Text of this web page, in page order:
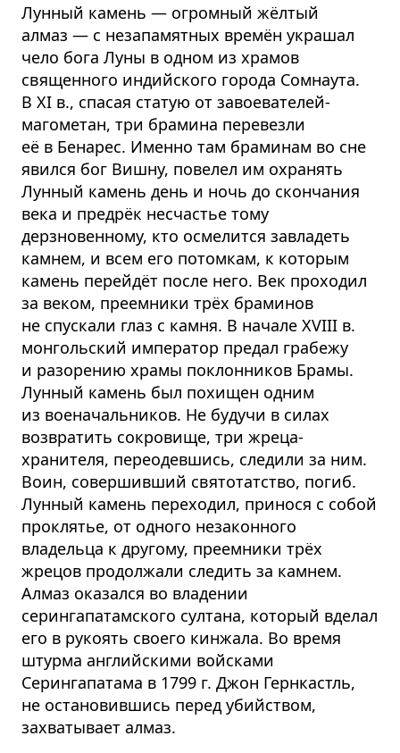
Лунный камень — огромный жёлтый
алмаз — с незапамятных времён украшал
чело бога Луны в одном из храмов
священного индийского города Сомнаута.
В XI в., спасая статую от завоевателей-
магометан, три брамина перевезли
её в Бенарес. Именно там браминам во сне
явился бог Вишну, повелел им охранять
Лунный камень день и ночь до скончания
века и предрёк несчастье тому
дерзновенному, кто осмелится завладеть
камнем, и всем его потомкам, к которым
камень перейдёт после него. Век проходил
за веком, преемники трёх браминов
не спускали глаз с камня. В начале XVIII в.
монгольский император предал грабежу
и разорению храмы поклонников Брамы.
Лунный камень был похищен одним
из военачальников. Не будучи в силах
возвратить сокровище, три жреца-
хранителя, переодевшись, следили за ним.
Воин, совершивший святотатство, погиб.
Лунный камень переходил, принося с собой
проклятье, от одного незаконного
владельца к другому, преемники трёх
жрецов продолжали следить за камнем.
Алмаз оказался во владении
серингапатамского султана, который вделал
его в рукоять своего кинжала. Во время
штурма английскими войсками
Серингапатама в 1799 г. Джон Гернкастль,
не остановившись перед убийством,
захватывает алмаз.